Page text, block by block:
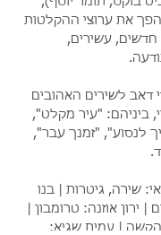
את ערוצי ההקלטות
חדשים, עשירים,
דאב לשירים האהובים
ביניהם: "עיר מקלט",
לנסוע", "זמנך עבר",
שירה, גיטרות | בנו
אוזנה: טרומבון |
הקשה | עמית שגיא: